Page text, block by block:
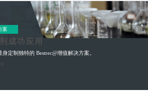
案
成功应用
定制独特的 Bestrec@增值解决方案。